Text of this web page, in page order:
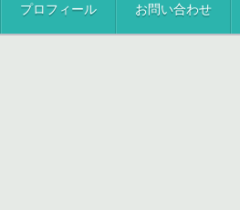
プロフィール お問い合わせ